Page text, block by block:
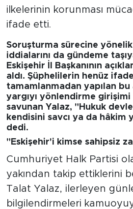
ilkelerinin korunması
ifade etti.
Soruşturma sürecine
iddialarını da gündeme
Eskişehir İl Başkanının
aldı. Şüphelilerin henüz
tamamlanmadan yapılan bu
yargıyı yönlendirme
savunan Yalaz, "Hukuk
kendisini savcı ya da hâkim
dedi.
"Eskişehir'i kimse sahipsiz
Cumhuriyet Halk Partisi
yakından takip ettiklerini
Talat Yalaz, ilerleyen
bilgilendirmeleri